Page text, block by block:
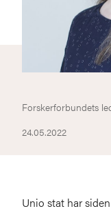
24.05.2022
Forskerforbundets
Unio stat har